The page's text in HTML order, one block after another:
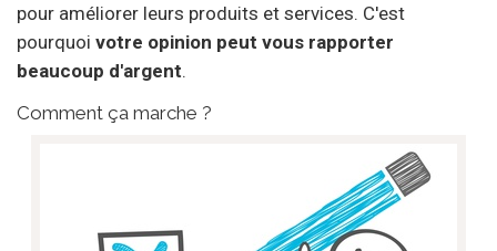
pour améliorer leurs produits et services. C'est
pourquoi votre opinion peut vous rapporter
beaucoup d'argent.
Comment ça marche ?